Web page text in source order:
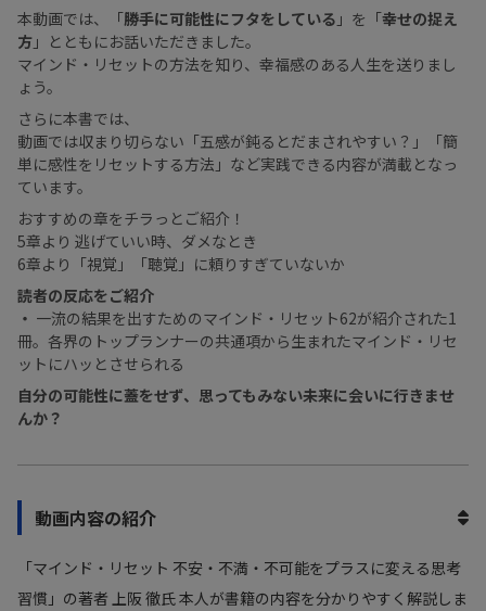
本動画では、「勝手に可能性にフタをしている 」を「幸せの捉え
方 」とともにお話いただきました。
マインド・リセットの方法を知り、幸福感のある人生を送りまし
ょう。
さらに本書では、
動画では収まり切らない「五感が鈍るとだまされやすい？」「簡
単に感性をリセットする方法」など実践できる内容が満載となっ
ています。
おすすめの章をチラっとご紹介！
5章より 逃げていい時、ダメなとき
6章より「視覚」「聴覚」に頼りすぎていないか
読者の反応をご紹介
・ 一流の結果を出すためのマインド・リセット62が紹介された1
冊。各界のトップランナーの共通項から生まれたマインド・リセ
ットにハッとさせられる
自分の可能性に蓋をせず、思ってもみない未来に会いに行きませ
んか？
動画内容の紹介
「マインド・リセット 不安・不満・不可能をプラスに変える思考
習慣」の著者 上阪 徹氏 本人が書籍の内容を分かりやすく解説しま